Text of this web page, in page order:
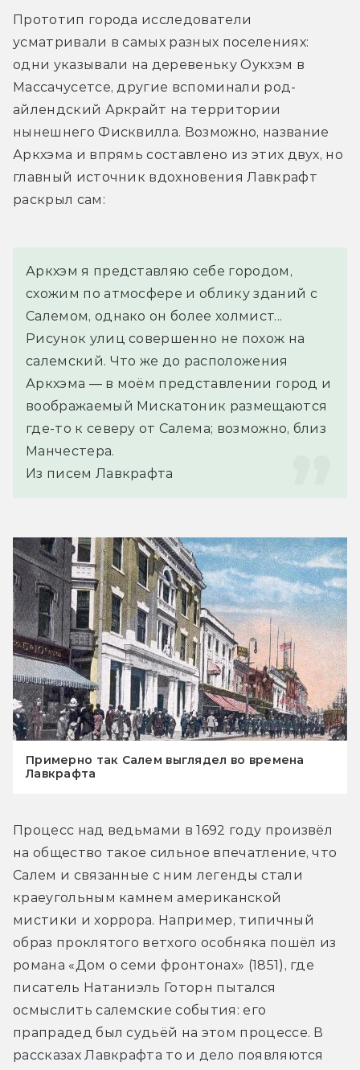
Прототип города исследователи
усматривали в самых разных поселениях:
одни указывали на деревеньку Оукхэм в
Массачусетсе, другие вспоминали род-
айлендский Аркрайт на территории
нынешнего Фисквилла. Возможно, название
Аркхэма и впрямь составлено из этих двух, но
главный источник вдохновения Лавкрафт
раскрыл сам:
Аркхэм я представляю себе городом,
схожим по атмосфере и облику зданий с
Салемом, однако он более холмист...
Рисунок улиц совершенно не похож на
салемский. Что же до расположения
Аркхэма — в моём представлении город и
воображаемый Мискатоник размещаются
где-то к северу от Салема; возможно, близ
Манчестера.
Из писем Лавкрафта
Примерно так Салем выглядел во времена
Лавкрафта
Процесс над ведьмами в 1692 году произвёл
на общество такое сильное впечатление, что
Салем и связанные с ним легенды стали
краеугольным камнем американской
мистики и хоррора. Например, типичный
образ проклятого ветхого особняка пошёл из
романа «Дом о семи фронтонах» (1851), где
писатель Натаниэль Готорн пытался
осмыслить салемские события: его
прапрадед был судьёй на этом процессе. В
рассказах Лавкрафта то и дело появляются